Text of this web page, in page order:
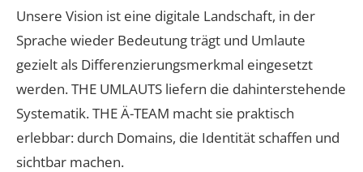
Unsere Vision ist eine digitale Landschaft, in der
Sprache wieder Bedeutung trägt und Umlaute
gezielt als Differenzierungsmerkmal eingesetzt
werden. THE UMLAUTS liefern die dahinterstehende
Systematik. THE Ä-TEAM macht sie praktisch
erlebbar: durch Domains, die Identität schaffen und
sichtbar machen.